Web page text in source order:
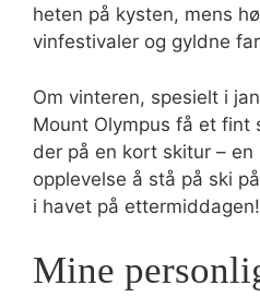
heten på kysten, mens
vinfestivaler og gyldne
Om vinteren, spesielt i
Mount Olympus få et
der på en kort skitur – en
opplevelse å stå på ski
i havet på ettermiddagen!
Mine